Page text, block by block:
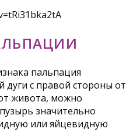
пальпация
дуги с правой стороны от
живота, можно
значительно
или яйцевидную